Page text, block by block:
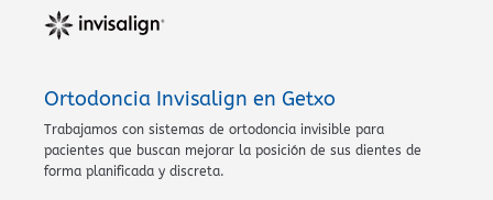
Ortodoncia Invisalign en Getxo
Trabajamos con sistemas de ortodoncia invisible para
pacientes que buscan mejorar la posición de sus dientes de
forma planificada y discreta.